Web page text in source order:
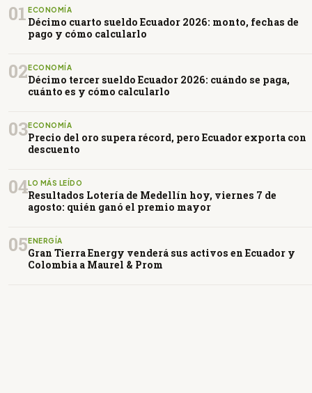
01 ECONOMÍA
Décimo cuarto sueldo Ecuador 2026: monto, fechas de
pago y cómo calcularlo
02ECONOMÍA
Décimo tercer sueldo Ecuador 2026: cuándo se paga,
cuánto es y cómo calcularlo
03ECONOMÍA
Precio del oro supera récord, pero Ecuador exporta con
descuento
04LO MÁS LEÍDO
Resultados Lotería de Medellín hoy, viernes 7 de
agosto: quién ganó el premio mayor
05ENERGÍA
Gran Tierra Energy venderá sus activos en Ecuador y
Colombia a Maurel & Prom